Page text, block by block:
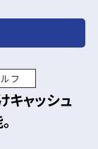
フ
ャッシュ